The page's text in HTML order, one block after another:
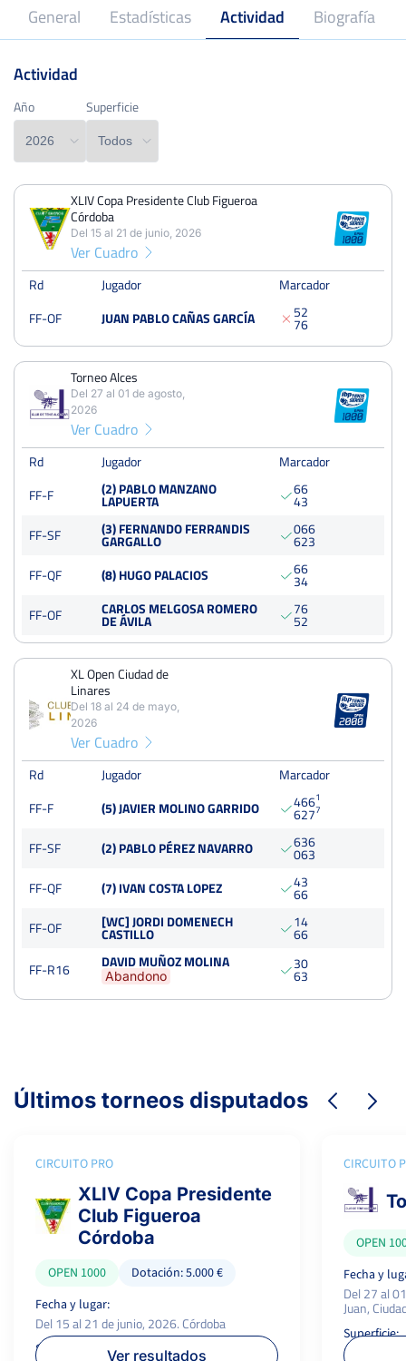
General Estadísticas Actividad Biografía
Edad
Profesional desde
Año Superficie
PERDIDOS PARTIDOSGANADOS
1 10 9
PERDIDOS SETS
5 18
PERDIDOS JUEGOS GANADOS
85 204 119
XLIV Copa Presidente Club Figueroa Córdoba
Del 15 al 21 de junio, 2026
Octavos
Torneo Alces
Del 27 al 01 de agosto, 2026
Final
Dura
XL Open Ciudad de Linares
Del 18 al 24 de mayo, 2026
Final
2000 Puntos
Actividad
Año Superficie
XLIV Copa Presidente Club Figueroa
Córdoba
Del 15 al 21 de junio, 2026
Ver Cuadro
Rd Jugador
Marcador
FF-OF
JUAN PABLO CAÑAS GARCÍA 5
7
2
6
Torneo Alces
Del 27 al 01 de agosto,
2026
Ver Cuadro
Rd Jugador
Marcador
FF-F
(2) PABLO MANZANO
LAPUERTA
6
4
6
3
FF-SF
(3) FERNANDO FERRANDIS
GARGALLO
0
6
6
2
6
3
FF-QF
(8) HUGO PALACIOS 6
3
6
4
FF-OF
CARLOS MELGOSA ROMERO
DE ÁVILA
7
5
6
2
XL Open Ciudad de
Linares
Del 18 al 24 de mayo,
2026
Ver Cuadro
Rd Jugador
Marcador
FF-F
(5) JAVIER MOLINO GARRIDO 4
6
6
2
61
77
FF-SF (2) PABLO PÉREZ NAVARRO 6
0
3
6
6
3
FF-QF
(7) IVAN COSTA LOPEZ 4
6
3
6
FF-OF
[WC] JORDI DOMENECH
CASTILLO
1
6
4
6
FF-R16
DAVID MUÑOZ MOLINA
Abandono
3
6
0
3
Últimos torneos disputados
CIRCUITO PRO
XLIV Copa Presidente
Club Figueroa
Córdoba
OPEN 1000
Dotación: 5.000 €
Fecha y lugar:
Del 15 al 21 de junio, 2026. Córdoba
Superficie: P.campeón:
Ver resultados
CIRCUITO
OPEN
Fecha y
Del 27 al
Juan,
Superficie:
Dura